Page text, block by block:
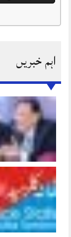
اہم خبریں